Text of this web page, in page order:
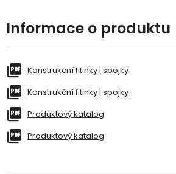
Informace o produktu
Konstrukční fitinky | spojky
Konstrukční fitinky | spojky
Produktový katalog
Produktový katalog